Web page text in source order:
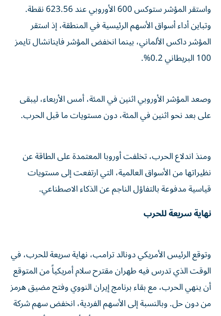
واستقر المؤشر ستوكس 600 الأوروبي عند 623.56 نقطة.
وتباين أداء أسواق الأسهم الرئيسية في المنطقة، ‌إذ استقر
المؤشر داكس الألماني، بينما انخفض المؤشر فاينانشال ⁠تايمز
100 البريطاني 0.2%.
وصعد المؤشر الأوروبي اثنين في المئة، أمس الأربعاء، ليبقى
على بعد نحو اثنين في المئة، دون مستويات ما قبل الحرب.
ومنذ اندلاع الحرب، تخلفت أوروبا المعتمدة على الطاقة عن
نظيراتها من الأسواق ​العالمية، التي ارتفعت إلى مستويات
قياسية مدفوعة بالتفاؤل ‌الناجم عن الذكاء الاصطناعي.
نهاية سريعة للحرب
وتوقع الرئيس الأمريكي دونالد ترامب، نهاية سريعة للحرب، في
الوقت الذي تدرس فيه طهران ⁠مقترح سلام أمريكياً من المتوقع
أن ينهي الحرب، مع بقاء برنامج إيران النووي وفتح مضيق هرمز
من دون حل. وبالنسبة ​إلى الأسهم ‌الفردية، انخفض سهم شركة